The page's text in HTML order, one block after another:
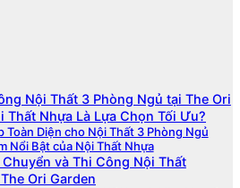
Nội Thất 3 Phòng Ngủ tại The Ori
Thất Nhựa Là Lựa Chọn Tối Ưu?
Toàn Diện cho Nội Thất 3 Phòng Ngủ
Nổi Bật của Nội Thất Nhựa
Chuyển và Thi Công Nội Thất
Ori Garden